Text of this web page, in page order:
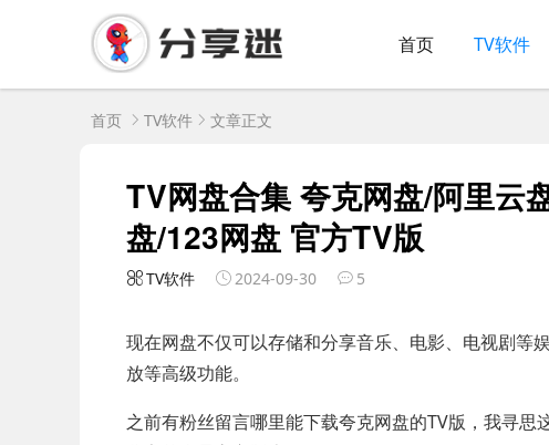
首页 TV软件
首页 TV软件 文章正文
TV网盘合集 夸克网盘/阿里云
盘/123网盘 官方TV版
TV软件 2024-09-30 5
现在网盘不仅可以存储和分享音乐、电影、电视剧等
放等高级功能。
之前有粉丝留言哪里能下载夸克网盘的TV版，我寻